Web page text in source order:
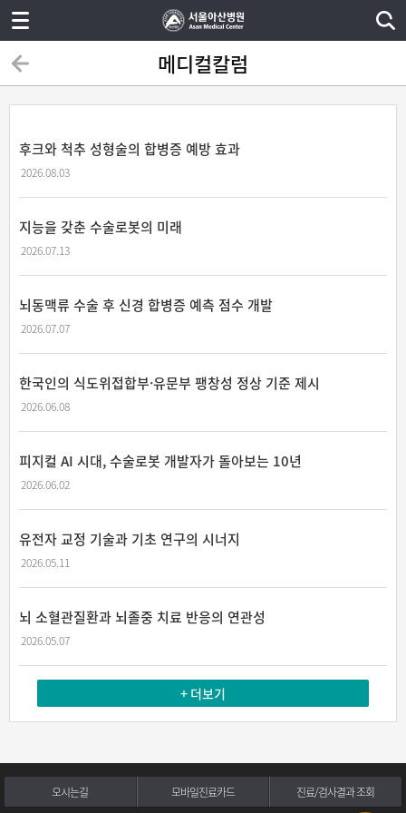
메디컬칼럼
후크와 척추 성형술의 합병증 예방 효과
2026.08.03
지능을 갖춘 수술로봇의 미래
2026.07.13
뇌동맥류 수술 후 신경 합병증 예측 점수 개발
2026.07.07
한국인의 식도위접합부·유문부 팽창성 정상 기준 제시
2026.06.08
피지컬 AI 시대, 수술로봇 개발자가 돌아보는 10년
2026.06.02
유전자 교정 기술과 기초 연구의 시너지
2026.05.11
뇌 소혈관질환과 뇌졸중 치료 반응의 연관성
2026.05.07
+ 더보기
오시는길 모바일진료카드 진료/검사결과 조회